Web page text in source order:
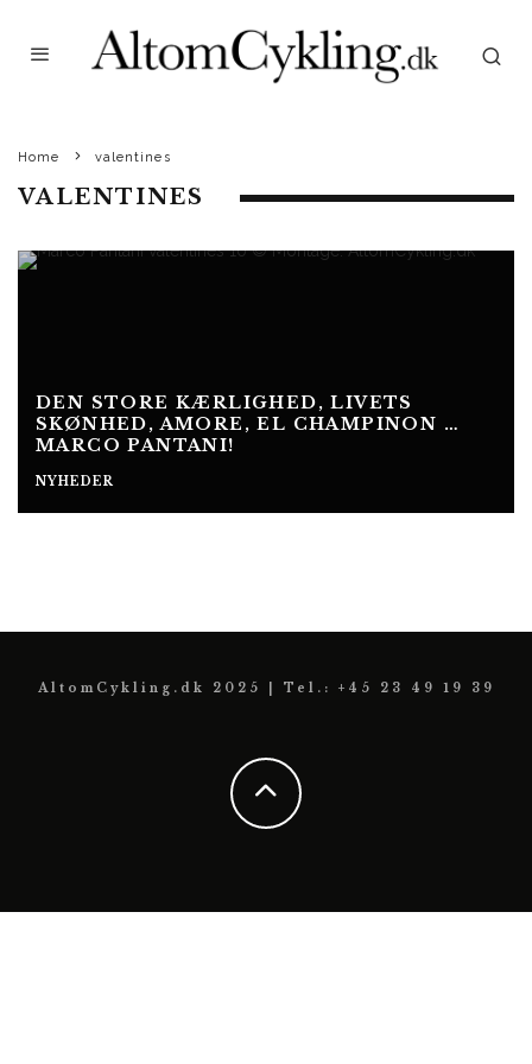
Home valentines
VALENTINES
DEN STORE KÆRLIGHED, LIVETS
SKØNHED, AMORE, EL CHAMPINON …
MARCO PANTANI!
NYHEDER
AltomCykling.dk 2025 | Tel.: +45 23 49 19 39